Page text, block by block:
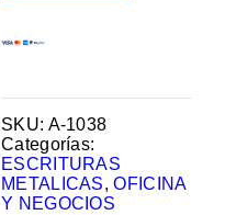
SKU: A-1038
Categorías:
ESCRITURAS
METALICAS,OFICINA
Y NEGOCIOS